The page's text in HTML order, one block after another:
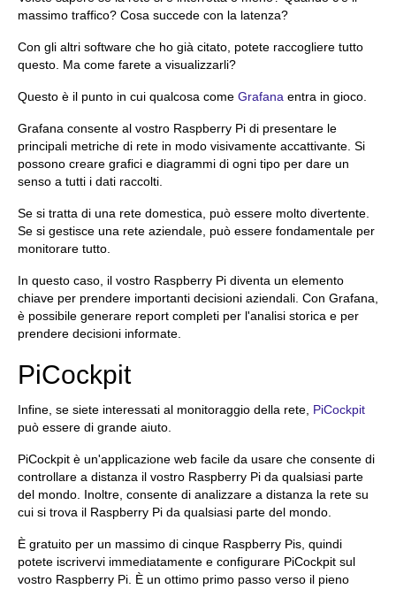
massimo traffico? Cosa succede con la latenza?
Con gli altri software che ho già citato, potete raccogliere tutto
questo. Ma come farete a visualizzarli?
Questo è il punto in cui qualcosa come Grafana entra in gioco.
Grafana consente al vostro Raspberry Pi di presentare le
principali metriche di rete in modo visivamente accattivante. Si
possono creare grafici e diagrammi di ogni tipo per dare un
senso a tutti i dati raccolti.
Se si tratta di una rete domestica, può essere molto divertente.
Se si gestisce una rete aziendale, può essere fondamentale per
monitorare tutto.
In questo caso, il vostro Raspberry Pi diventa un elemento
chiave per prendere importanti decisioni aziendali. Con Grafana,
è possibile generare report completi per l'analisi storica e per
prendere decisioni informate.
PiCockpit
Infine, se siete interessati al monitoraggio della rete, PiCockpit
può essere di grande aiuto.
PiCockpit è un'applicazione web facile da usare che consente di
controllare a distanza il vostro Raspberry Pi da qualsiasi parte
del mondo. Inoltre, consente di analizzare a distanza la rete su
cui si trova il Raspberry Pi da qualsiasi parte del mondo.
È gratuito per un massimo di cinque Raspberry Pis, quindi
potete iscrivervi immediatamente e configurare PiCockpit sul
vostro Raspberry Pi. È un ottimo primo passo verso il pieno